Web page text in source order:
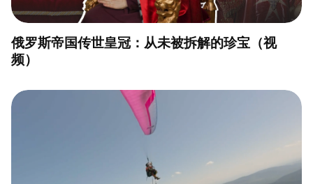
俄罗斯帝国传世皇冠：从未被拆解的珍宝（视
频）